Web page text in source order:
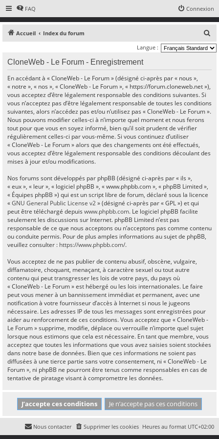
FAQ Connexion
Accueil Index du forum
e
h
Langue :
CloneWeb - Le Forum - Enregistrement
En accédant à « CloneWeb - Le Forum » (désigné ci-après par « nous »,
« notre », « nos », « CloneWeb - Le Forum », « https://forum.cloneweb.net »),
vous acceptez d’être légalement responsable des conditions suivantes. Si
vous n’acceptez pas d’être légalement responsable de toutes les conditions
suivantes, alors n’accédez pas et/ou n’utilisez pas « CloneWeb - Le Forum ».
Nous pouvons modifier celles-ci à n’importe quel moment et nous ferons
tout pour que vous en soyez informé, bien qu’il soit prudent de vérifier
régulièrement celles-ci par vous-même. Si vous continuez d’utiliser
« CloneWeb - Le Forum » alors que des changements ont été effectués,
vous acceptez d’être légalement responsable des conditions découlant des
mises à jour et/ou modifications.
Nos forums sont développés par phpBB (désigné ci-après par « ils »,
« eux », « leur », « logiciel phpBB », « www.phpbb.com », « phpBB Limited »,
« Équipes phpBB ») qui est un script libre de forum, déclaré sous la licence
«GNU General Public License v2» (désigné ci-après par « GPL ») et qui
peut être téléchargé depuis www.phpbb.com. Le logiciel phpBB facilite
seulement les discussions sur Internet. phpBB Limited n’est pas
responsable de ce que nous acceptons ou n’acceptons pas comme contenu
ou conduite permis. Pour de plus amples informations au sujet de phpBB,
veuillez consulter : https://www.phpbb.com/.
Vous acceptez de ne pas publier de contenu abusif, obscène, vulgaire,
diffamatoire, choquant, menaçant, à caractère sexuel ou tout autre
contenu qui peut transgresser les lois de votre pays, du pays où
« CloneWeb - Le Forum » est hébergé ou les lois internationales. Le faire
peut vous mener à un bannissement immédiat et permanent, avec une
notification à votre fournisseur d’accès à Internet si nous le jugeons
nécessaire. Les adresses IP de tous les messages sont enregistrées pour
aider au renforcement de ces conditions. Vous acceptez que « CloneWeb -
Le Forum » supprime, modifie, déplace ou verrouille n’importe quel sujet
lorsque nous estimons que cela est nécessaire. En tant que membre, vous
acceptez que toutes les informations que vous avez saisies soient stockées
dans notre base de données. Bien que ces informations ne soient pas
diffusées à une tierce partie sans votre consentement, ni « CloneWeb - Le
Forum », ni phpBB ne pourront être tenus comme responsables en cas de
tentative de piratage visant à compromettre les données.
Heures au format UTC+02:00
Supprimer les cookies
Nous contacter